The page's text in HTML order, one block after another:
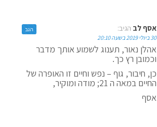
אסף לב הגיב:
30 ביולי 2019 בשעה 20:10
אהלן נאור, תענוג לשמוע אותך מדבר
וכמובן רץ כך.
כן, חיבור, גוף – נפש וחיים זו האופרה של
החיים במאה ה 21; מודה ומוקיר,
אסף
הגב